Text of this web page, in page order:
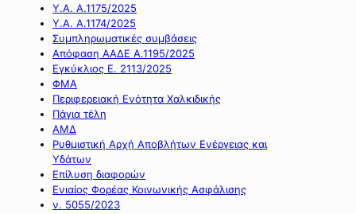
Υ.Α. Α.1175/2025
Υ.Α. Α.1174/2025
Συμπληρωματικές συμβάσεις
Απόφαση ΑΑΔΕ Α.1195/2025
Εγκύκλιος Ε. 2113/2025
ΦΜΑ
Περιφερειακή Ενότητα Χαλκιδικής
Πάγια τέλη
ΑΜΔ
Ρυθμιστική Αρχή Αποβλήτων Ενέργειας και
Υδάτων
Επίλυση διαφορών
Ενιαίος Φορέας Κοινωνικής Ασφάλισης
ν. 5055/2023